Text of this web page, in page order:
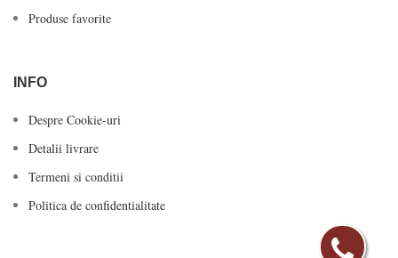
Produse favorite
INFO
Despre Cookie-uri
Detalii livrare
Termeni si conditii
Politica de confidentialitate